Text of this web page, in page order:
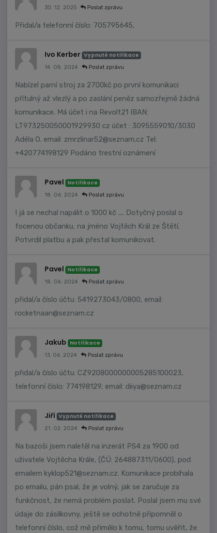
30. 12. 2025 Poslat zprávu
Přidal/a telefonní číslo: 705795645,
Ivo Kerber Vypnuté notifikace
14. 08. 2024 Poslat zprávu
Nabízel parní stroj za 2700kč po první komunikaci
přítulný až vlezlý a po zaslání peněz samozřejmě žádná
komunikace. Má účet i na Revolt21 IBAN:
LT973250050001929930 cz účet : 3095559010/3030
Adéla O. email: zmrzlinar52@seznam.cz Tel:
+420774198129 Podáno trestní oznámení
Pavel Notifikace
18. 06. 2024 Poslat zprávu
I já se nechal napálit o 1000 kč .... Dotyčný poslal o
focenou občanku, na jméno Vojtěch Král ze Štětí.
Potvrdil platbu a pak přestal komunikovat.
Pavel Notifikace
18. 06. 2024 Poslat zprávu
přidal/a číslo účtu: 5419273043/0800, email:
rocketnaan@seznam.cz
Jakub Notifikace
13. 06. 2024 Poslat zprávu
přidal/a číslo účtu: CZ9208000000005285100023,
telefonní číslo: 774198129, email: diiya@seznam.cz
Jiří Vypnuté notifikace
21. 02. 2024 Poslat zprávu
Na bazoši jsem naletěl na inzerát PS4 za 1900 od
uživatele Vojtěcha Krále, (ČÚ: 264887311/0600), pod
emailem kyklop521@seznam.cz. Komunikace probíhala
po emailu, pán psal, že je volný, jak se zaručuje za
funkčnost, že nemá problém poslat. Poslal jsem mu své
údaje do zásilkovny, ještě se ochotně připomněl o
telefonní číslo, což mě přimělo k tomu, tomu uvěřit, že